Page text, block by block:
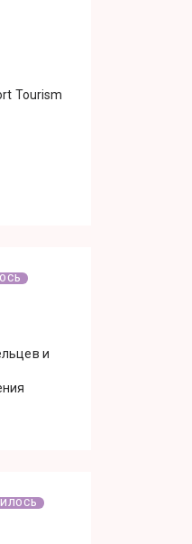
Tourism
и